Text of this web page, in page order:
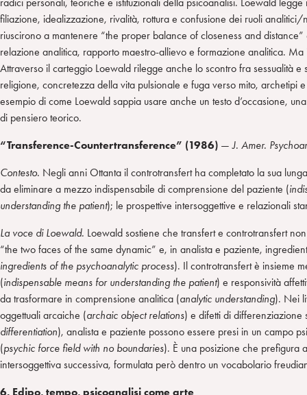
filiazione, idealizzazione, rivalità, rottura e confusione dei ruoli analitici/
riuscirono a mantenere “the proper balance of closeness and
relazione analitica, rapporto maestro-allievo e formazione analitica.
Attraverso il carteggio Loewald rilegge anche lo scontro fra sessualità e
religione, concretezza della vita pulsionale e fuga verso mito, archetipi
esempio di come Loewald sappia usare anche un testo d’occasione,
di pensiero teorico.
“Transference-Countertransference” (1986) —J. Amer.
Contesto. Negli anni Ottanta il controtransfert ha completato la sua
da eliminare a mezzo indispensabile di comprensione del paziente (
understanding the patient); le prospettive intersoggettive e relazionali
La voce di Loewald. Loewald sostiene che transfert e controtransfert
“the two faces of the same dynamic” e, in analista e paziente,
ingredients of the psychoanalytic process). Il controtransfert è insieme
(indispensable means for understanding the patient) e responsività
da trasformare in comprensione analitica (analytic understanding). Nei
oggettuali arcaiche (archaic object relations) e difetti di differenziazione
differentiation), analista e paziente possono essere presi in un campo
(psychic force field with no boundaries). È una posizione che prefigura
intersoggettiva successiva, formulata però dentro un vocabolario
6. Edipo, tempo, psicoanalisi come arte